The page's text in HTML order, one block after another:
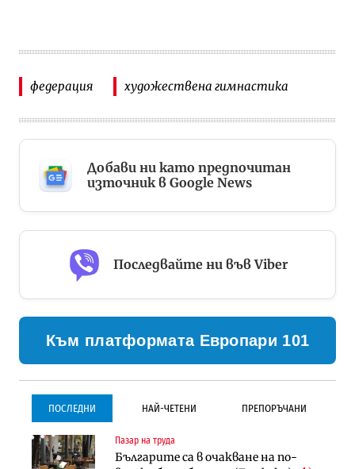
федерация художествена гимнастика
Добави ни като предпочитан
източник в Google News
Последвайте ни във Viber
Към платформата Европари 101
ПОСЛЕДНИ НАЙ-ЧЕТЕНИ ПРЕПОРЪЧАНИ
Пазар на труда
Българите са в очакване на по-
Градоустройство
Столична община избра
Инфраструктура
Проектирането на тунела под